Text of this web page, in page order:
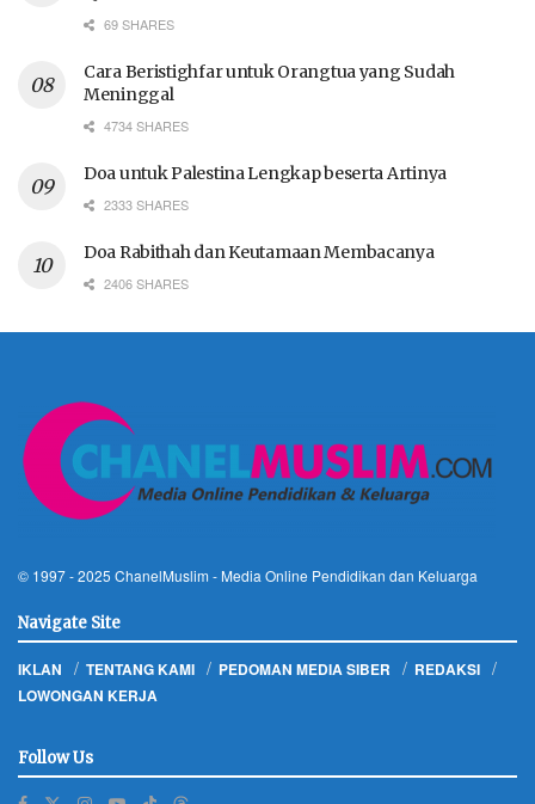
69 SHARES
Cara Beristighfar untuk Orangtua yang Sudah
Meninggal
4734 SHARES
Doa untuk Palestina Lengkap beserta Artinya
2333 SHARES
Doa Rabithah dan Keutamaan Membacanya
2406 SHARES
© 1997 - 2025 ChanelMuslim - Media Online Pendidikan dan Keluarga
Navigate Site
IKLAN TENTANG KAMI PEDOMAN MEDIA SIBER
REDAKSI
LOWONGAN KERJA
Follow Us